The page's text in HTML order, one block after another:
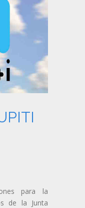
para la
de la Junta